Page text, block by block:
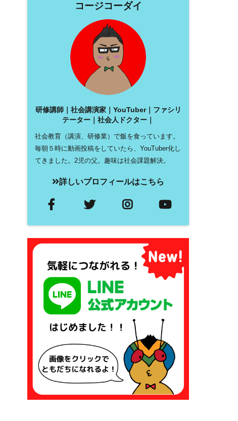
コージコーダイ
研修講師｜社会講演家｜YouTuber｜ファシリ
テーター｜社会人ドクター｜
社会教育（講演、研修業）で飯を食っています。
毎朝５時に動画投稿をしていたら、YouTuber化し
てきました。2児の父。趣味は社会課題解決。
詳しいプロフィールはこちら